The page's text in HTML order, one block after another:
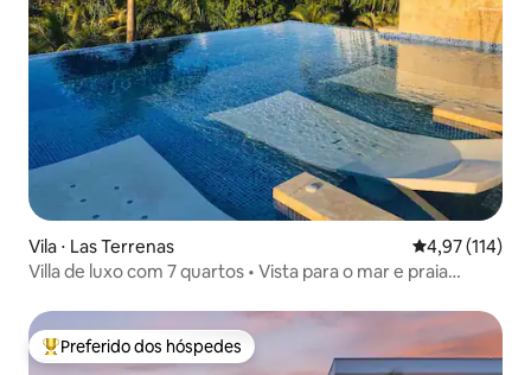
Vila ⋅ Las Terrenas 4,97 de uma
4,97 (114)
Villa de luxo com 7 quartos • Vista para o mar e praia
Entre os melhores preferidos dos hóspedes
Preferido dos hóspedes